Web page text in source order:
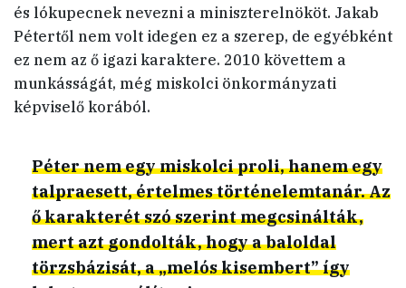
és lókupecnek nevezni a miniszterelnököt. Jakab
Pétertől nem volt idegen ez a szerep, de egyébként
ez nem az ő igazi karaktere. 2010 követtem a
munkásságát, még miskolci önkormányzati
képviselő korából.
Péter nem egy miskolci proli, hanem egy
talpraesett, értelmes történelemtanár. Az
ő karakterét szó szerint megcsinálták,
mert azt gondolták, hogy a baloldal
törzsbázisát, a „melós kisembert” így